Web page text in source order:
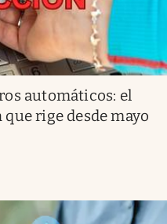
automáticos: el
rige desde mayo